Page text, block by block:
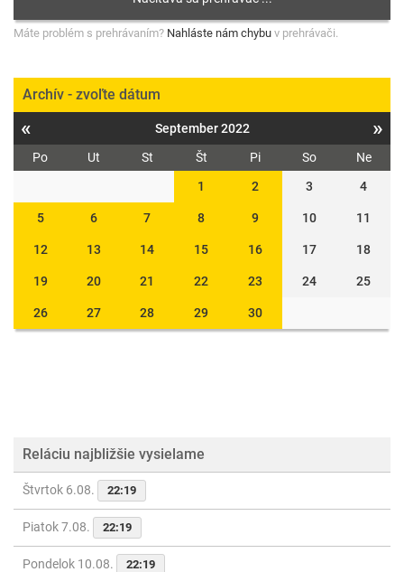
Máte problém s prehrávaním? Nahláste nám chybu v prehrávači.
Archív - zvoľte dátum
« September 2022 »
Po Ut St Št Pi So
Ne
1
2 3 4
5 6 7 8 9 10 11
12 13 14 15 16 17 18
19 20 21 22 23 24 25
26 27 28 29 30
Reláciu najbližšie vysielame
Štvrtok 6.08. 22:19
Piatok 7.08. 22:19
Pondelok 10.08. 22:19